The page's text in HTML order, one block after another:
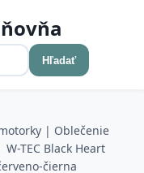
Hľadať
| Oblečenie
W-TEC Black Heart
čierna